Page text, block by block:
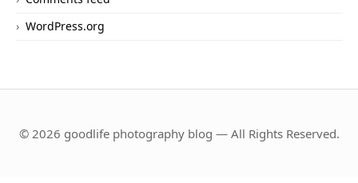
WordPress.org
© 2026 goodlife photography blog — All Rights Reserved.